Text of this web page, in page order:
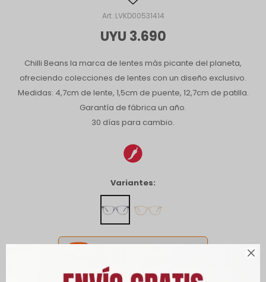

LVKD00531414
UYU 3.690
Chilli Beans la marca de lentes más picante del planeta,
ofreciendo colecciones de lentes con un diseño exclusivo.
Medidas: 4,7cm de lente, 1,5cm de puente, 12,7cm de patilla.
Garantía de fábrica un año.
30 días para cambio.
Variantes: